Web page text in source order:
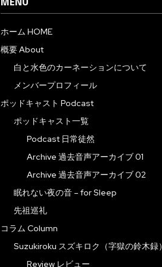
MENU
ホーム HOME
概要 About
白と水色のカーネーションについて
メンバープロフィール
ポッドキャスト Podcast
ポッドキャスト一覧
Podcast 日常徒然
Archive 過去音声アーカイブ 01
Archive 過去音声アーカイブ 02
眠れない夜の音 – for Sleep
先祖巡礼
コラム Column
Suzukiroku スズキロク（字獄の鈴木録）
Review レビュー